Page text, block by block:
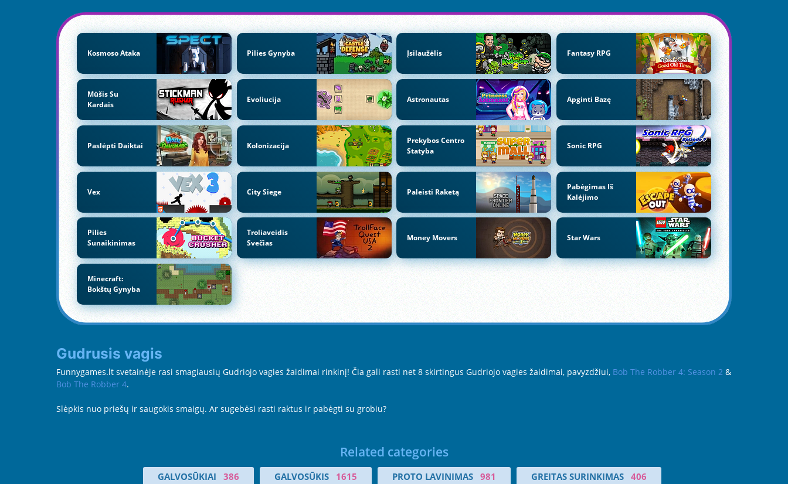
Kosmoso Ataka Pilies Gynyba Įsilaužėlis Fantasy RPG
Mūšis Su
Kardais
Evoliucija Astronautas Apginti Bazę
Paslėpti Daiktai Kolonizacija
Prekybos Centro
Statyba
Sonic RPG
Vex City Siege Paleisti Raketą
Pabėgimas Iš
Kalėjimo
Pilies
Sunaikinimas
Troliaveidis
Svečias
Money Movers Star Wars
Minecraft:
Bokštų Gynyba
Gudrusis vagis
Funnygames.lt svetainėje rasi smagiausių Gudriojo vagies žaidimai rinkinį! Čia gali rasti net 8 skirtingus Gudriojo vagies žaidimai, pavyzdžiui, Bob The Robber 4: Season 2 &
Bob The Robber 4.
Slėpkis nuo priešų ir saugokis smaigų. Ar sugebėsi rasti raktus ir pabėgti su grobiu?
Related categories
GALVOSŪKIAI 386 GALVOSŪKIS 1615 PROTO LAVINIMAS 981 GREITAS SURINKIMAS 406